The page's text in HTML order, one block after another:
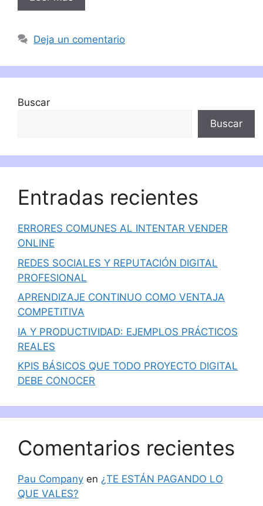
Deja un comentario
Buscar
Buscar
Entradas recientes
ERRORES COMUNES AL INTENTAR VENDER
ONLINE
REDES SOCIALES Y REPUTACIÓN DIGITAL
PROFESIONAL
APRENDIZAJE CONTINUO COMO VENTAJA
COMPETITIVA
IA Y PRODUCTIVIDAD: EJEMPLOS PRÁCTICOS
REALES
KPIS BÁSICOS QUE TODO PROYECTO DIGITAL
DEBE CONOCER
Comentarios recientes
Pau Company en ¿TE ESTÁN PAGANDO LO
QUE VALES?